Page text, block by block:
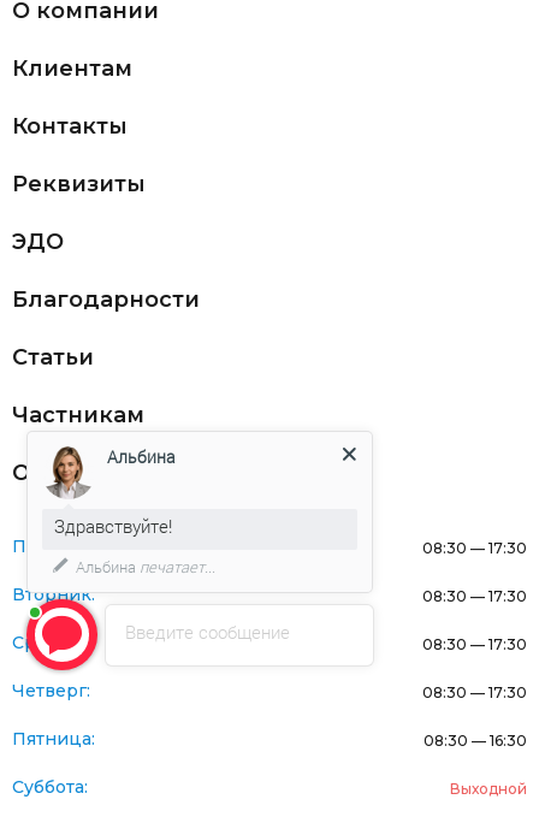
О компании
Клиентам
Контакты
Реквизиты
ЭДО
Благодарности
Статьи
Частникам
Оферта
Понедельник: 08:30 — 17:30
Вторник: 08:30 — 17:30
Среда: 08:30 — 17:30
Четверг: 08:30 — 17:30
Пятница: 08:30 — 16:30
Суббота: Выходной
Введите сообщение
Альбина
Здравствуйте!
Альбина печатает...